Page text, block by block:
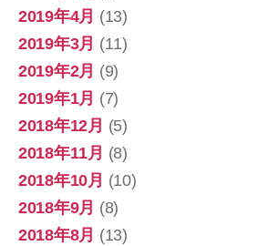
2019年4月 (13)
2019年3月 (11)
2019年2月 (9)
2019年1月 (7)
2018年12月 (5)
2018年11月 (8)
2018年10月 (10)
2018年9月 (8)
2018年8月 (13)